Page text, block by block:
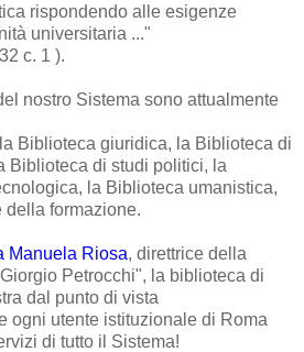
rispondendo alle esigenze
universitaria ..."
c. 1 ).
nostro Sistema sono attualmente
Biblioteca giuridica, la Biblioteca di
Biblioteca di studi politici, la
la Biblioteca umanistica,
della formazione.
Manuela Riosa, direttrice della
Petrocchi", la biblioteca di
dal punto di vista
ogni utente istituzionale di Roma
di tutto il Sistema!